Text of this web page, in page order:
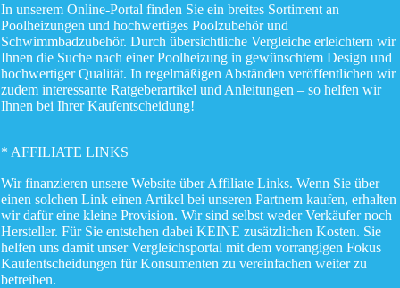
In unserem Online-Portal finden Sie ein breites Sortiment an
Poolheizungen und hochwertiges Poolzubehör und
Schwimmbadzubehör. Durch übersichtliche Vergleiche erleichtern wir
Ihnen die Suche nach einer Poolheizung in gewünschtem Design und
hochwertiger Qualität. In regelmäßigen Abständen veröffentlichen wir
zudem interessante Ratgeberartikel und Anleitungen – so helfen wir
Ihnen bei Ihrer Kaufentscheidung!
* AFFILIATE LINKS
Wir finanzieren unsere Website über Affiliate Links. Wenn Sie über
einen solchen Link einen Artikel bei unseren Partnern kaufen, erhalten
wir dafür eine kleine Provision. Wir sind selbst weder Verkäufer noch
Hersteller. Für Sie entstehen dabei KEINE zusätzlichen Kosten. Sie
helfen uns damit unser Vergleichsportal mit dem vorrangigen Fokus
Kaufentscheidungen für Konsumenten zu vereinfachen weiter zu
betreiben.